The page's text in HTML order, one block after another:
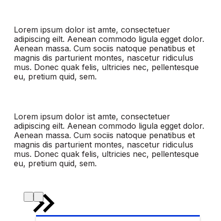
Lorem ipsum dolor ist amte, consectetuer
adipiscing eilt. Aenean commodo ligula egget dolor.
Aenean massa. Cum sociis natoque penatibus et
magnis dis parturient montes, nascetur ridiculus
mus. Donec quak felis, ultricies nec, pellentesque
eu, pretium quid, sem.
Lorem ipsum dolor ist amte, consectetuer
adipiscing eilt. Aenean commodo ligula egget dolor.
Aenean massa. Cum sociis natoque penatibus et
magnis dis parturient montes, nascetur ridiculus
mus. Donec quak felis, ultricies nec, pellentesque
eu, pretium quid, sem.